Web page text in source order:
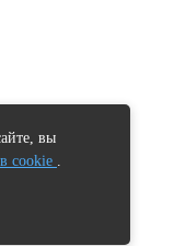
вы
cookie .